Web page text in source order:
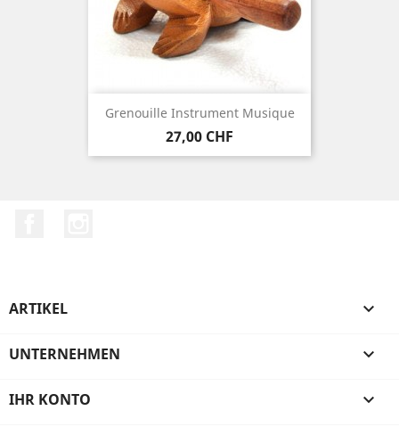
Grenouille Instrument Musique
Preis
27,00 CHF
ARTIKEL 
UNTERNEHMEN 
IHR KONTO 